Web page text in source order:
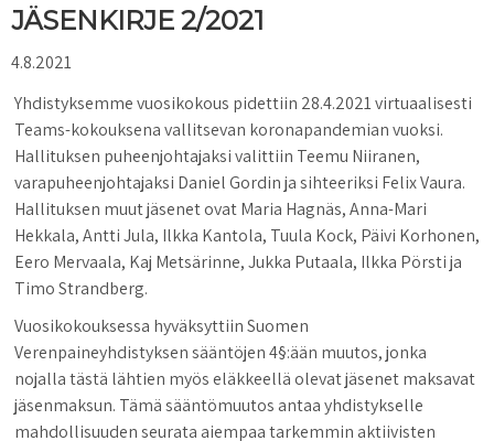
JÄSENKIRJE 2/2021
4.8.2021
Yhdistyksemme vuosikokous pidettiin 28.4.2021 virtuaalisesti
Teams-kokouksena vallitsevan koronapandemian vuoksi.
Hallituksen puheenjohtajaksi valittiin Teemu Niiranen,
varapuheenjohtajaksi Daniel Gordin ja sihteeriksi Felix Vaura.
Hallituksen muut jäsenet ovat Maria Hagnäs, Anna-Mari
Hekkala, Antti Jula, Ilkka Kantola, Tuula Kock, Päivi Korhonen,
Eero Mervaala, Kaj Metsärinne, Jukka Putaala, Ilkka Pörsti ja
Timo Strandberg.
Vuosikokouksessa hyväksyttiin Suomen
Verenpaineyhdistyksen sääntöjen 4§:ään muutos, jonka
nojalla tästä lähtien myös eläkkeellä olevat jäsenet maksavat
jäsenmaksun. Tämä sääntömuutos antaa yhdistykselle
mahdollisuuden seurata aiempaa tarkemmin aktiivisten